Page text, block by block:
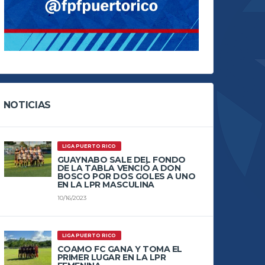
NOTICIAS
LIGA PUERTO RICO
GUAYNABO SALE DEL FONDO
DE LA TABLA VENCIÓ A DON
BOSCO POR DOS GOLES A UNO
EN LA LPR MASCULINA
10/16/2023
LIGA PUERTO RICO
COAMO FC GANA Y TOMA EL
PRIMER LUGAR EN LA LPR